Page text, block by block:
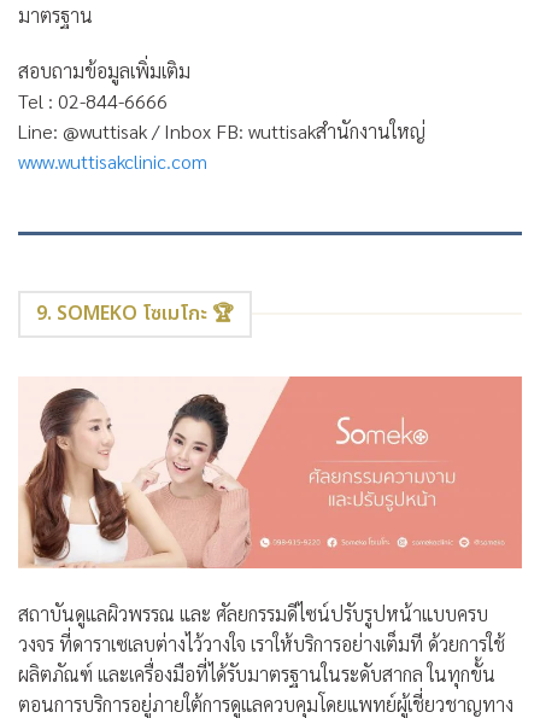
มาตรฐาน
สอบถามข้อมูลเพิ่มเติม
Tel : 02-844-6666
Line: @wuttisak / Inbox FB: wuttisakสำนักงานใหญ่
www.wuttisakclinic.com
9. SOMEKO โซเมโกะ 🏆
สถาบันดูแลผิวพรรณ และ ศัลยกรรมดีไซน์ปรับรูปหน้าแบบครบ
วงจร ที่ดาราเซเลบต่างไว้วางใจ เราให้บริการอย่างเต็มที ด้วยการใช้
ผลิตภัณฑ์ และเครื่องมือที่ได้รับมาตรฐานในระดับสากล ในทุกขั้น
ตอนการบริการอยู่ภายใต้การดูแลควบคุมโดยแพทย์ผู้เชี่ยวชาญทาง